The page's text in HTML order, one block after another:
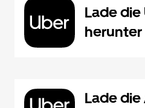
Lade
herunter
Lade